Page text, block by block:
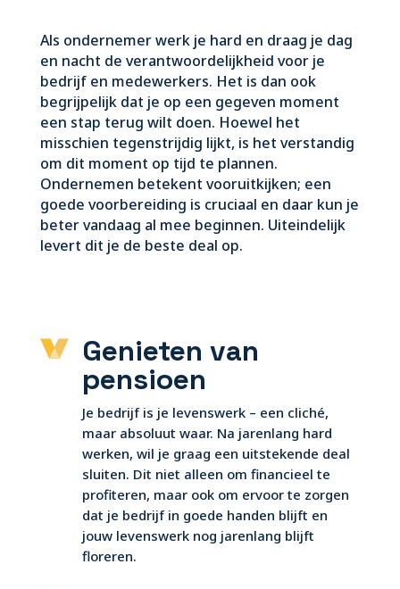
Als ondernemer werk je hard en draag je dag
en nacht de verantwoordelijkheid voor je
bedrijf en medewerkers. Het is dan ook
begrijpelijk dat je op een gegeven moment
een stap terug wilt doen. Hoewel het
misschien tegenstrijdig lijkt, is het verstandig
om dit moment op tijd te plannen.
Ondernemen betekent vooruitkijken; een
goede voorbereiding is cruciaal en daar kun je
beter vandaag al mee beginnen. Uiteindelijk
levert dit je de beste deal op.
Genieten van
pensioen
Je bedrijf is je levenswerk – een cliché,
maar absoluut waar. Na jarenlang hard
werken, wil je graag een uitstekende deal
sluiten. Dit niet alleen om financieel te
profiteren, maar ook om ervoor te zorgen
dat je bedrijf in goede handen blijft en
jouw levenswerk nog jarenlang blijft
floreren.